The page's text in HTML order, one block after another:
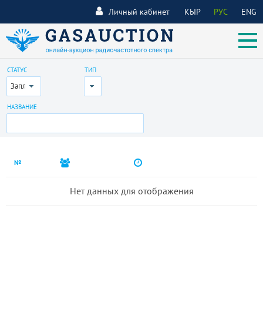
КЫР РУС ENG
Личный кабинет
СТАТУС
Запланирован
ТИП
Все
НАЗВАНИЕ
№
Нет данных для отображения